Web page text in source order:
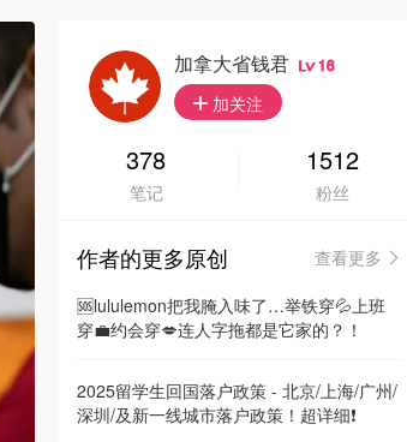
🇩🇪
🇮🇹
🇦🇺
🇳🇿新西兰
加拿大省钱君 16
加关注
378
笔记
1512
粉丝
作者的更多原创
查看更多
🆘lululemon把我腌入味了…举铁穿💦上班
穿💼约会穿💋连人字拖都是它家的？！
2025留学生回国落户政策 - 北京/上海/广州/
深圳/及新一线城市落户政策！超详细❗